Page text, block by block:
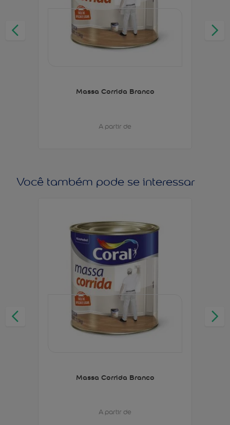
Massa Corrida Branco
A partir de
Você também pode se interessar
Massa Corrida Branco
A partir de